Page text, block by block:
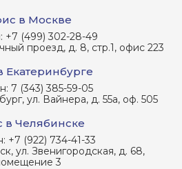
в Москве
+7 (499) 302-28-49
проезд, д. 8, стр.1, офис 223
Екатеринбурге
7 (343) 385-59-05
ул. Вайнера, д. 55а, оф. 505
в Челябинске
+7 (922) 734-41-33
ул. Звенигородская, д. 68,
3